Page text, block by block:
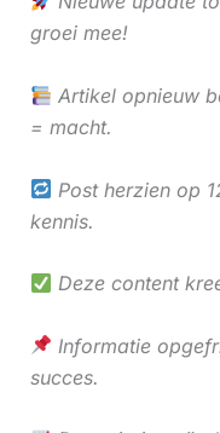
groei mee!
Artikel opnieuw
= macht.
Post herzien op
kennis.
Deze content
Informatie
succes.